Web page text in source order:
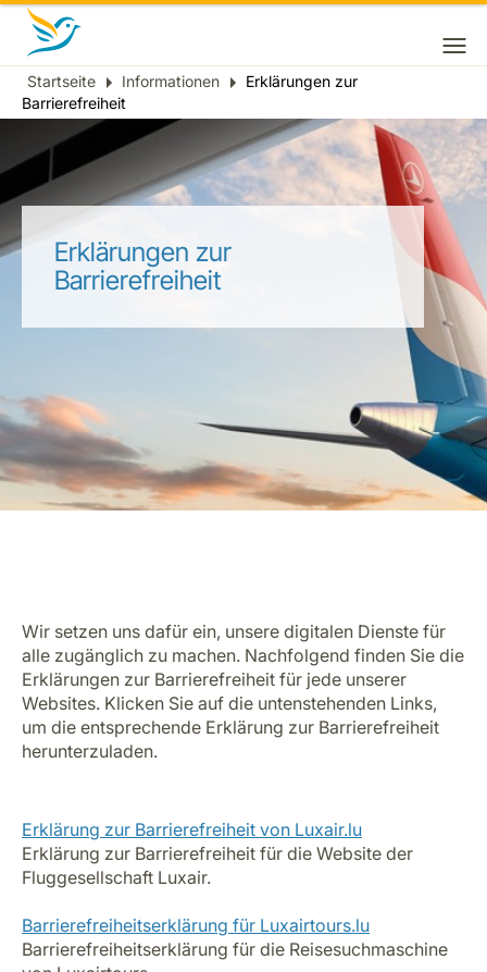
Breadcrumb
Startseite Informationen
Erklärungen zur
Barrierefreiheit
Erklärungen zur
Barrierefreiheit
Wir setzen uns dafür ein, unsere digitalen Dienste für
alle zugänglich zu machen. Nachfolgend finden Sie die
Erklärungen zur Barrierefreiheit für jede unserer
Websites. Klicken Sie auf die untenstehenden Links,
um die entsprechende Erklärung zur Barrierefreiheit
herunterzuladen.
Erklärung zur Barrierefreiheit von Luxair.lu
Erklärung zur Barrierefreiheit für die Website der
Fluggesellschaft Luxair.
Barrierefreiheitserklärung für Luxairtours.lu
Barrierefreiheitserklärung für die Reisesuchmaschine